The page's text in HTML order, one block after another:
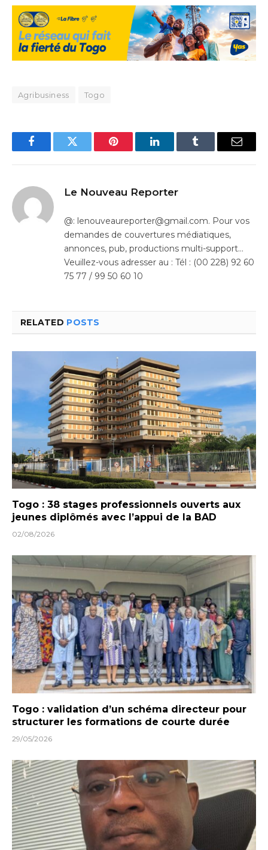
Agribusiness Togo
FacebookTwitter Pinterest LinkedInTumblr Email
Le Nouveau Reporter
@: lenouveaureporter@gmail.com. Pour vos
demandes de couvertures médiatiques,
annonces, pub, productions multi-support…
Veuillez-vous adresser au : Tél : (00 228) 92 60
75 77 / 99 50 60 10
RELATED POSTS
Togo : 38 stages professionnels ouverts aux
jeunes diplômés avec l’appui de la BAD
02/08/2026
Togo : validation d’un schéma directeur pour
structurer les formations de courte durée
29/05/2026